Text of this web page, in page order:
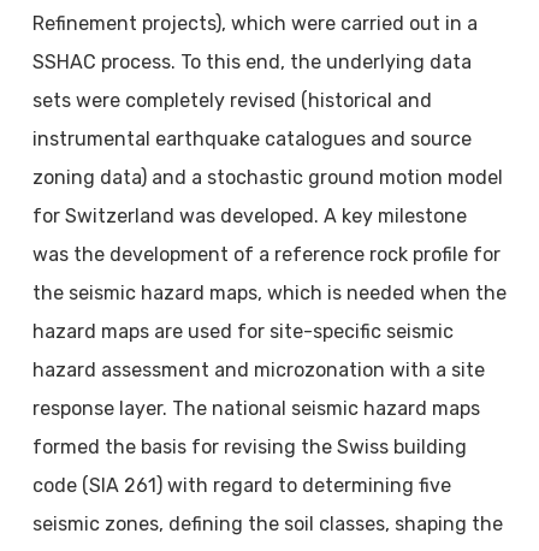
Refinement projects), which were carried out in a
SSHAC process. To this end, the underlying data
sets were completely revised (historical and
instrumental earthquake catalogues and source
zoning data) and a stochastic ground motion model
for Switzerland was developed. A key milestone
was the development of a reference rock profile for
the seismic hazard maps, which is needed when the
hazard maps are used for site-specific seismic
hazard assessment and microzonation with a site
response layer. The national seismic hazard maps
formed the basis for revising the Swiss building
code (SIA 261) with regard to determining five
seismic zones, defining the soil classes, shaping the